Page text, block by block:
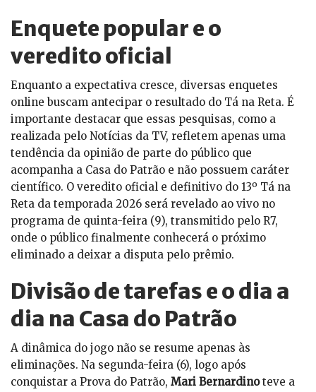
Enquete popular e o
veredito oficial
Enquanto a expectativa cresce, diversas enquetes
online buscam antecipar o resultado do Tá na Reta. É
importante destacar que essas pesquisas, como a
realizada pelo Notícias da TV, refletem apenas uma
tendência da opinião de parte do público que
acompanha a Casa do Patrão e não possuem caráter
científico. O veredito oficial e definitivo do 13º Tá na
Reta da temporada 2026 será revelado ao vivo no
programa de quinta-feira (9), transmitido pelo R7,
onde o público finalmente conhecerá o próximo
eliminado a deixar a disputa pelo prêmio.
Divisão de tarefas e o dia a
dia na Casa do Patrão
A dinâmica do jogo não se resume apenas às
eliminações. Na segunda-feira (6), logo após
conquistar a Prova do Patrão, Mari Bernardinoteve a